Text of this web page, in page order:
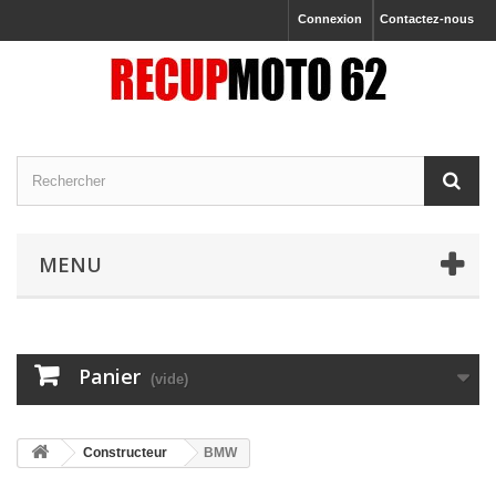
Contactez-nous
Connexion
MENU
Panier (vide)
Constructeur BMW